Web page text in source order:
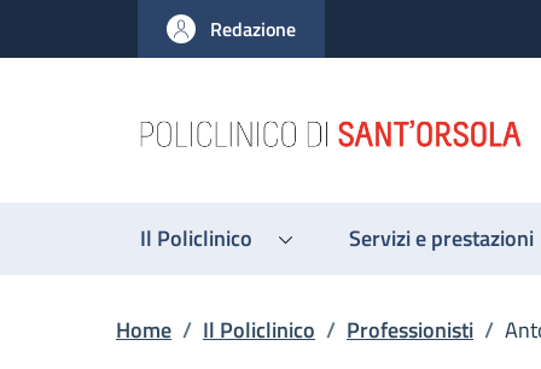
al contenuto principale
to footer content
Redazione
Il Policlinico Servizi e prestazioni
Briciole di pane
Home / Il Policlinico / Professionisti /